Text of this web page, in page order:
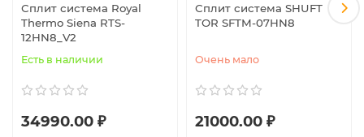
Сплит система Royal
Thermo Siena RTS-
12HN8_V2
Есть в наличии
34990.00 ₽
Сплит система SHUFT
TOR SFTM-07HN8
Очень мало
21000.00 ₽